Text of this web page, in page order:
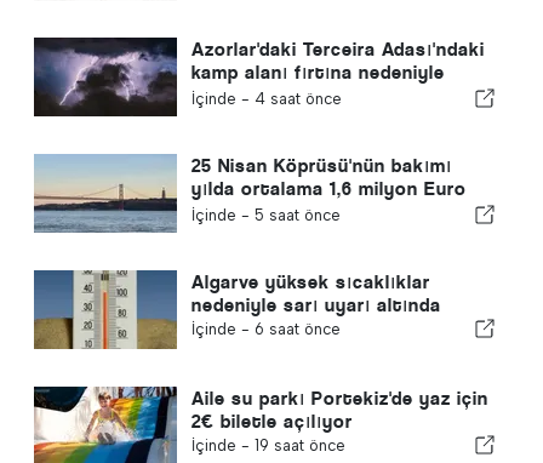
Azorlar'daki Terceira Adası'ndaki
kamp alanı fırtına nedeniyle
boşaltıldı
İçinde - 4 saat önce
25 Nisan Köprüsü'nün bakımı
yılda ortalama 1,6 milyon Euro
tutarındadır.
İçinde - 5 saat önce
Algarve yüksek sıcaklıklar
nedeniyle sarı uyarı altında
İçinde - 6 saat önce
Aile su parkı Portekiz'de yaz için
2€ biletle açılıyor
İçinde - 19 saat önce